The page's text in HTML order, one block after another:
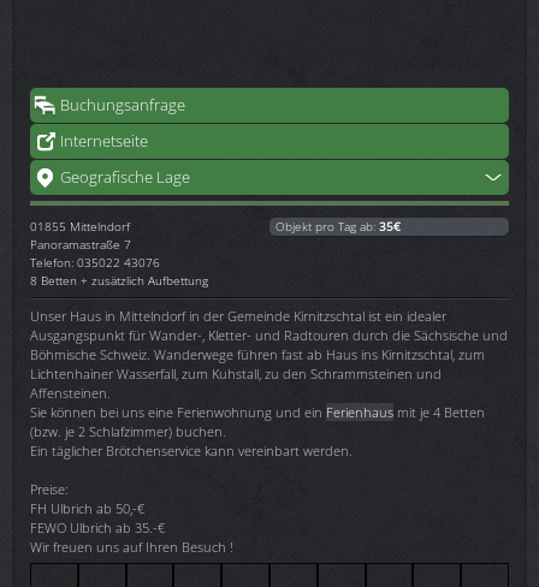
Buchungsanfrage
Internetseite
Geografische Lage
01855 Mittelndorf
Panoramastraße 7
Telefon: 035022 43076
8 Betten + zusätzlich Aufbettung
Objekt pro Tag ab: 35€
Unser Haus in Mittelndorf in der Gemeinde Kirnitzschtal ist ein idealer
Ausgangspunkt für Wander-, Kletter- und Radtouren durch die Sächsische und
Böhmische Schweiz. Wanderwege führen fast ab Haus ins Kirnitzschtal, zum
Lichtenhainer Wasserfall, zum Kuhstall, zu den Schrammsteinen und
Affensteinen.
Sie können bei uns eine Ferienwohnung und ein Ferienhaus mit je 4 Betten
(bzw. je 2 Schlafzimmer) buchen.
Ein täglicher Brötchenservice kann vereinbart werden.
Preise:
FH Ulbrich ab 50,-€
FEWO Ulbrich ab 35.-€
Wir freuen uns auf Ihren Besuch !